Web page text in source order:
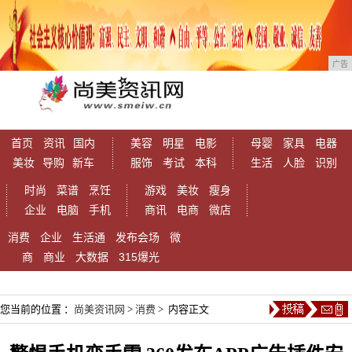
广告
首页 资讯
国内
美妆
导购 新车
美容 明星
电影
服饰
考试 本科
母婴 家具
电器
生活
人脸 识别
时尚 菜谱
烹饪
企业
电脑 手机
游戏 美妆
瘦身
商讯
电商 微店
消费 企业 生活通 发布会场
微
商
商业 大数据 315爆光
您当前的位置 ： 尚美资讯网 > 消费 > 内容正文